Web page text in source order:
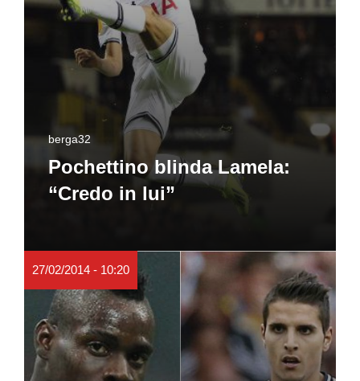
berga32
Pochettino blinda Lamela:
“Credo in lui”
27/02/2014 - 10:20